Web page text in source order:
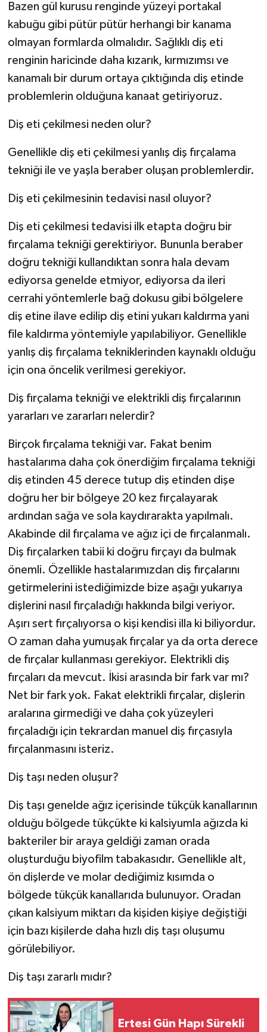
Bazen gül kurusu renginde yüzeyi portakal
kabuğu gibi pütür pütür herhangi bir kanama
olmayan formlarda olmalıdır. Sağlıklı diş eti
renginin haricinde daha kızarık, kırmızımsı ve
kanamalı bir durum ortaya çıktığında diş etinde
problemlerin olduğuna kanaat getiriyoruz.
Diş eti çekilmesi neden olur?
Genellikle diş eti çekilmesi yanlış diş fırçalama
tekniği ile ve yaşla beraber oluşan problemlerdir.
Diş eti çekilmesinin tedavisi nasıl oluyor?
Diş eti çekilmesi tedavisi ilk etapta doğru bir
fırçalama tekniği gerektiriyor. Bununla beraber
doğru tekniği kullandıktan sonra hala devam
ediyorsa genelde etmiyor, ediyorsa da ileri
cerrahi yöntemlerle bağ dokusu gibi bölgelere
diş etine ilave edilip diş etini yukarı kaldırma yani
file kaldırma yöntemiyle yapılabiliyor. Genellikle
yanlış diş fırçalama tekniklerinden kaynaklı olduğu
için ona öncelik verilmesi gerekiyor.
Diş fırçalama tekniği ve elektrikli diş fırçalarının
yararları ve zararları nelerdir?
Birçok fırçalama tekniği var. Fakat benim
hastalarıma daha çok önerdiğim fırçalama tekniği
diş etinden 45 derece tutup diş etinden dişe
doğru her bir bölgeye 20 kez fırçalayarak
ardından sağa ve sola kaydırarakta yapılmalı.
Akabinde dil fırçalama ve ağız içi de fırçalanmalı.
Diş fırçalarken tabii ki doğru fırçayı da bulmak
önemli. Özellikle hastalarımızdan diş fırçalarını
getirmelerini istediğimizde bize aşağı yukarıya
dişlerini nasıl fırçaladığı hakkında bilgi veriyor.
Aşırı sert fırçalıyorsa o kişi kendisi illa ki biliyordur.
O zaman daha yumuşak fırçalar ya da orta derece
de fırçalar kullanması gerekiyor. Elektrikli diş
fırçaları da mevcut. İkisi arasında bir fark var mı?
Net bir fark yok. Fakat elektrikli fırçalar, dişlerin
aralarına girmediği ve daha çok yüzeyleri
fırçaladığı için tekrardan manuel diş fırçasıyla
fırçalanmasını isteriz.
Diş taşı neden oluşur?
Diş taşı genelde ağız içerisinde tükçük kanallarının
olduğu bölgede tükçükte ki kalsiyumla ağızda ki
bakteriler bir araya geldiği zaman orada
oluşturduğu biyofilm tabakasıdır. Genellikle alt,
ön dişlerde ve molar dediğimiz kısımda o
bölgede tükçük kanallarıda bulunuyor. Oradan
çıkan kalsiyum miktarı da kişiden kişiye değiştiği
için bazı kişilerde daha hızlı diş taşı oluşumu
görülebiliyor.
Diş taşı zararlı mıdır?
Ertesi Gün Hapı Sürekli